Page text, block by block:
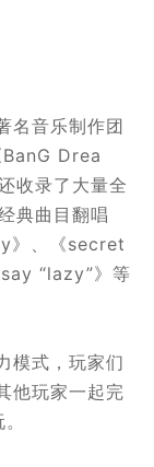
名音乐制作团
Drea
收录了大量全
典曲目翻唱
》、《secret
“lazy”》等
模式，玩家们
他玩家一起完